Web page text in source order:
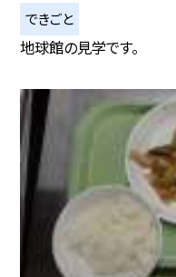
できごと
地球館の見学です。